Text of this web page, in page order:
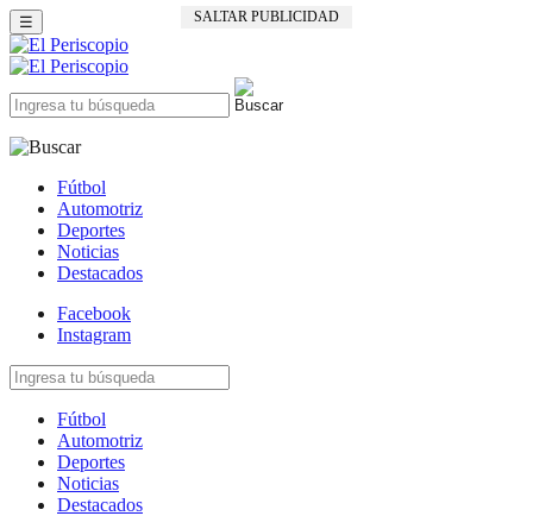
SALTAR PUBLICIDAD
☰
Fútbol
Automotriz
Deportes
Noticias
Destacados
Facebook
Instagram
Fútbol
Automotriz
Deportes
Noticias
Destacados